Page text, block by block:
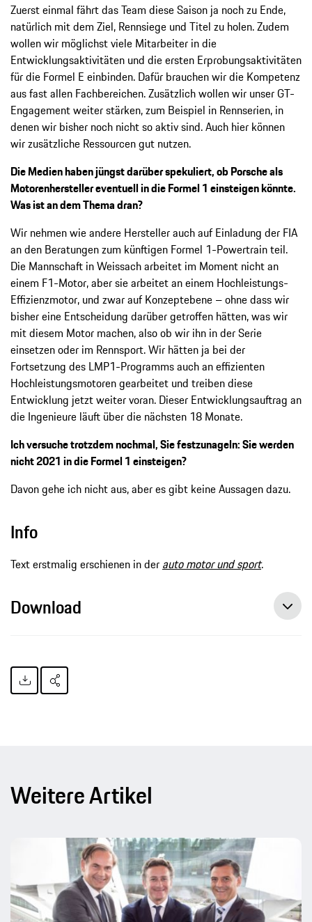
Zuerst einmal fährt das Team diese Saison ja noch zu Ende,
natürlich mit dem Ziel, Rennsiege und Titel zu holen. Zudem
wollen wir möglichst viele Mitarbeiter in die
Entwicklungsaktivitäten und die ersten Erprobungsaktivitäten
für die Formel E einbinden. Dafür brauchen wir die Kompetenz
aus fast allen Fachbereichen. Zusätzlich wollen wir unser GT-
Engagement weiter stärken, zum Beispiel in Rennserien, in
denen wir bisher noch nicht so aktiv sind. Auch hier können
wir zusätzliche Ressourcen gut nutzen.
Die Medien haben jüngst darüber spekuliert, ob Porsche als
Motorenhersteller eventuell in die Formel 1 einsteigen könnte.
Was ist an dem Thema dran?
Wir nehmen wie andere Hersteller auch auf Einladung der FIA
an den Beratungen zum künftigen Formel 1-Powertrain teil.
Die Mannschaft in Weissach arbeitet im Moment nicht an
einem F1-Motor, aber sie arbeitet an einem Hochleistungs-
Effizienzmotor, und zwar auf Konzeptebene – ohne dass wir
bisher eine Entscheidung darüber getroffen hätten, was wir
mit diesem Motor machen, also ob wir ihn in der Serie
einsetzen oder im Rennsport. Wir hätten ja bei der
Fortsetzung des LMP1-Programms auch an effizienten
Hochleistungsmotoren gearbeitet und treiben diese
Entwicklung jetzt weiter voran. Dieser Entwicklungsauftrag an
die Ingenieure läuft über die nächsten 18 Monate.
Ich versuche trotzdem nochmal, Sie festzunageln: Sie werden
nicht 2021 in die Formel 1 einsteigen?
Davon gehe ich nicht aus, aber es gibt keine Aussagen dazu.
Info
Text erstmalig erschienen in der auto motor und sport.
Download
Weitere Artikel